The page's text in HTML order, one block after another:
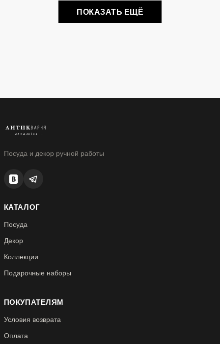
ПОКАЗАТЬ ЕЩЁ
Посуда и декор ручной работы
КАТАЛОГ
Посуда
Декор
Коллекции
Подарочные наборы
ПОКУПАТЕЛЯМ
Условия возврата
Оплата